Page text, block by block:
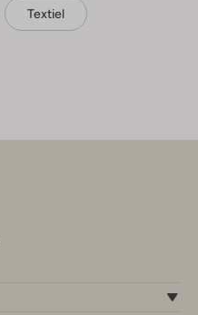
Textiel